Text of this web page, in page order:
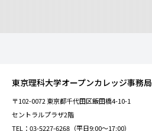
東京理科大学オープンカレッジ事務局
〒102-0072 東京都千代田区飯田橋4-10-1
セントラルプラザ2階
TEL：03-5227-6268（平日9:00～17:00）